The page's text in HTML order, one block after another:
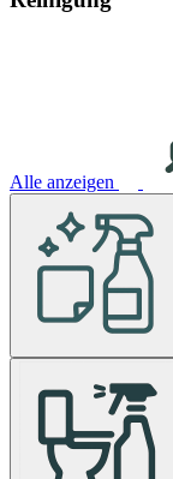
Alle anzeigen